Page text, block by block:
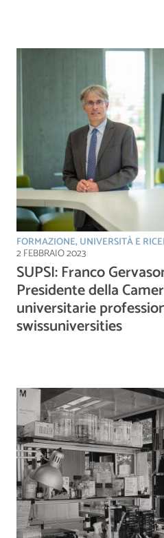
FORMAZIONE, UNIVERSITÀ E
2 FEBBRAIO 2023
SUPSI: Franco
Presidente della
universitarie
swissuniversities